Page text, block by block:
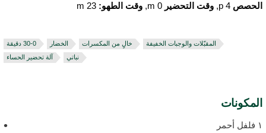
4 p, وقت التحضير 0 m, وقت الطهو: 23 m
الخضار خالٍ من المكسرات
المقبّلات والوجبات الخفيفة
آلة تحضير الحساء
نباتي